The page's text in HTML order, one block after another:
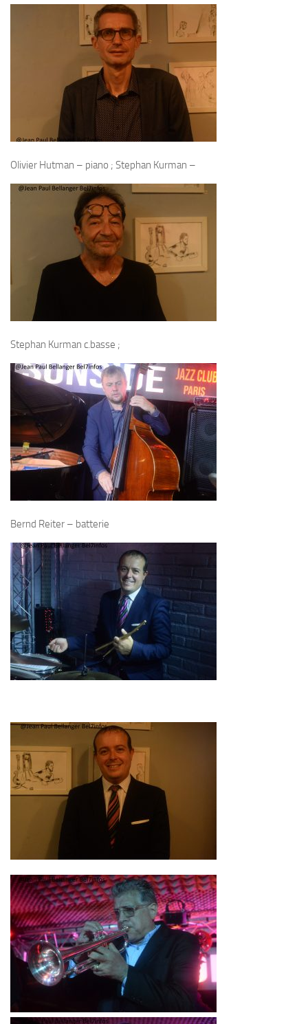
Olivier Hutman – piano ; Stephan Kurman –
Stephan Kurman c.basse ;
Bernd Reiter – batterie